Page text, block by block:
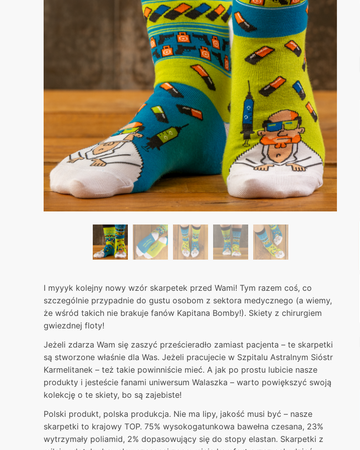
I myyyk kolejny nowy wzór skarpetek przed Wami! Tym razem coś, co
szczególnie przypadnie do gustu osobom z sektora medycznego (a wiemy,
że wśród takich nie brakuje fanów Kapitana Bomby!). Skiety z chirurgiem
gwiezdnej floty!
Jeżeli zdarza Wam się zaszyć prześcieradło zamiast pacjenta – te skarpetki
są stworzone właśnie dla Was. Jeżeli pracujecie w Szpitalu Astralnym Sióstr
Karmelitanek – też takie powinniście mieć. A jak po prostu lubicie nasze
produkty i jesteście fanami uniwersum Walaszka – warto powiększyć swoją
kolekcję o te skiety, bo są zajebiste!
Polski produkt, polska produkcja. Nie ma lipy, jakość musi być – nasze
skarpetki to krajowy TOP. 75% wysokogatunkowa bawełna czesana, 23%
wytrzymały poliamid, 2% dopasowujący się do stopy elastan. Skarpetki z